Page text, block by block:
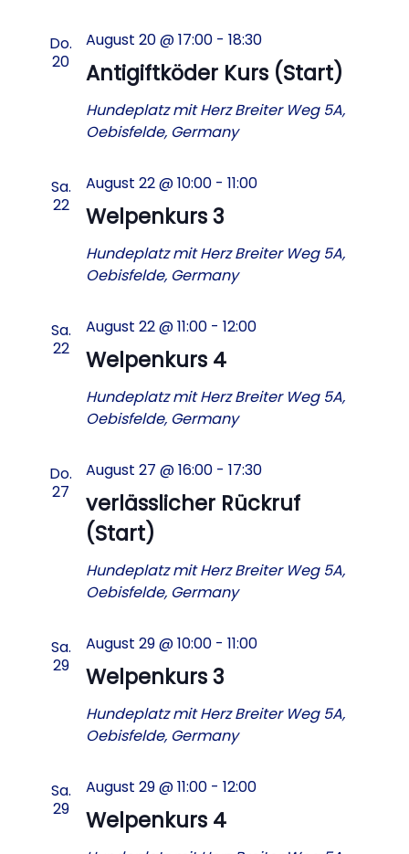
Do.
20
Antigiftköder Kurs (Start)
August 20 @ 17:00- 18:30
Hundeplatz mit HerzBreiter Weg 5A,
Oebisfelde, Germany
Sa.
22
Welpenkurs 3
August 22 @ 10:00- 11:00
Hundeplatz mit HerzBreiter Weg 5A,
Oebisfelde, Germany
Sa.
22
Welpenkurs 4
August 22 @ 11:00- 12:00
Hundeplatz mit HerzBreiter Weg 5A,
Oebisfelde, Germany
Do.
27
verlässlicher Rückruf
(Start)
August 27 @ 16:00- 17:30
Hundeplatz mit HerzBreiter Weg 5A,
Oebisfelde, Germany
Sa.
29
Welpenkurs 3
August 29 @ 10:00- 11:00
Hundeplatz mit HerzBreiter Weg 5A,
Oebisfelde, Germany
Sa.
29
Welpenkurs 4
August 29 @ 11:00- 12:00